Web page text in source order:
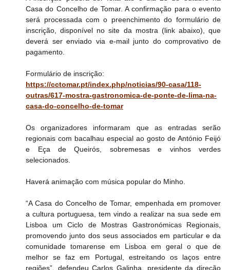
Casa do Concelho de Tomar. A confirmação para o evento
será processada com o preenchimento do formulário de
inscrição, disponível no site da mostra (link abaixo), que
deverá ser enviado via e-mail junto do comprovativo de
pagamento.
Formulário de inscrição:
https://cctomar.pt/index.php/noticias/90-casa/118-
outras/617-mostra-gastronomica-de-ponte-de-lima-na-
casa-do-concelho-de-tomar
Os organizadores informaram que as entradas serão
regionais com bacalhau especial ao gosto de António Feijó
e Eça de Queirós, sobremesas e vinhos verdes
selecionados.
Haverá animação com música popular do Minho.
“A Casa do Concelho de Tomar, empenhada em promover
a cultura portuguesa, tem vindo a realizar na sua sede em
Lisboa um Ciclo de Mostras Gastronómicas Regionais,
promovendo junto dos seus associados em particular e da
comunidade tomarense em Lisboa em geral o que de
melhor se faz em Portugal, estreitando os laços entre
regiões”, defendeu Carlos Galinha, presidente da direção